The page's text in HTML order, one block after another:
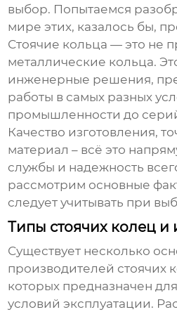
выбор. Попытаемся
мире этих, казалось бы,
Стоячие кольца — это не
металлические кольца.
инженерные решения,
работы в самых разных
промышленности до
Качество изготовления,
материал – всё это
службы и надежность
рассмотрим основные
следует учитывать при
Типы стоячих колец
Существует несколько
производителей стоячих
которых предназначен
условий эксплуатации.